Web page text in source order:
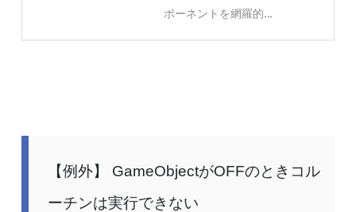
ポーネントを網羅的...
【例外】 GameObjectがOFFのときコル
ーチンは実行できない